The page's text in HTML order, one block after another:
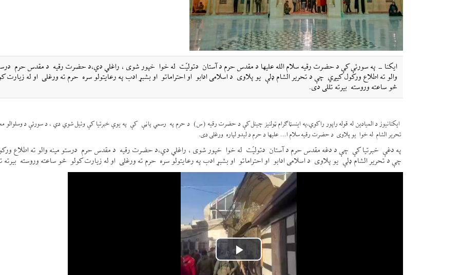
ایکنا - په سورئې کې د حضرت رقیه سلام الله علیها د مقدس حرم د آستان دتولیّت له خوا خپور شوی ، راغلي دي،د حضرت رقیه د مقدس حرم
والو ته اطلاع ورکول کیږي چې د تحریر الشام ډلې یو پلاوی د اسلامی ادابو او احتراماتو او بشبړ ادب په رعایتولو سره حرم ته ورغلی او له زیارت
څو ساعته وروسته بیرته تللی دی.
ایکنانیوز د المیادین له قوله راپور راکوي،په اینسټاګرام ټولنیز چینل کې د حضرت رقیه (س) د حرم په رسمي پاڼې کې په یوې خبرتیا کې وئيل شوي دي ، د سورئې د وسلوالو
تحریر الشام له خوا یو پلاوی د حضرت رقیه سلام ا... علیها د حرم د لیدو لپاره ورغلی دی.
په دغې خبرتیا کې چې د دغه مقدس حرم د آستان دتولیّت له خوا خپور شوی ، راغلي دي،د حضرت رقیه د مقدس حرم درستو مینه والو ته اطلاع
چې د تحریر الشام ډلې یو پلاوی د اسلامی ادابو او احتراماتو او بشبړ ادب په رعایتولو سره حرم ته ورغلی او له زیارت کولو څو ساعته وروسته بیرته
Play